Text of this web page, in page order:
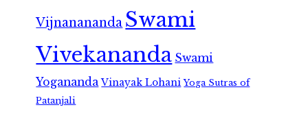
Vijnanananda Swami
Vivekananda Swami
Yogananda Vinayak Lohani Yoga Sutras of
Patanjali